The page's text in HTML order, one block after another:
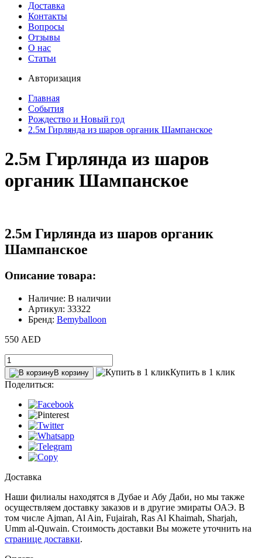
Доставка
Контакты
Вопросы
Отзывы
О нас
Статьи
Авторизация
Главная
События
Рождество и Новый год
2.5м Гирлянда из шаров органик Шампанское
2.5м Гирлянда из шаров
органик Шампанское
2.5м Гирлянда из шаров органик
Шампанское
Описание товара:
Наличие: В наличии
Артикул: 33322
Бренд: Bemyballoon
550 AED
В корзину
Купить в 1 клик
Поделиться:
Доставка
Наши филиалы находятся в Дубае и Абу Даби, но мы также
осуществляем доставку заказов и в другие эмираты ОАЭ. В
том числе Ajman, Al Ain‎, Fujairah, Ras Al Khaimah, Sharjah,
Umm al-Quwain. Стоимость доставки Вы можете уточнить на
странице доставки.